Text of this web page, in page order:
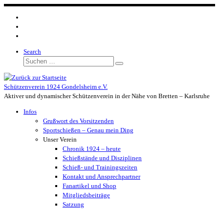
Zum
Inhalt
springen
Search
Suche
Suchen …
Schützenverein 1924 Gondelsheim e.V.
Aktiver und dynamischer Schützenverein in der Nähe von Bretten – Karlsruhe
Infos
Grußwort des Vorsitzenden
Sportschießen – Genau mein Ding
Unser Verein
Chronik 1924 – heute
Schießstände und Disziplinen
Schieß- und Trainingszeiten
Kontakt und Ansprechpartner
Fanartikel und Shop
Mitgliedsbeiträge
Satzung